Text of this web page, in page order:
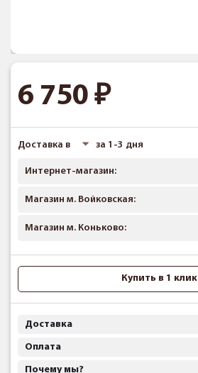
6 750
Доставка в за 1-3 дня
Интернет-магазин:
Магазин м. Войковская:
Магазин м. Коньково:
Купить в 1 клик
Доставка
Оплата
Почему мы?